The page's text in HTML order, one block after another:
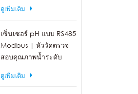
ดูเพิ่มเติม
เซ็นเซอร์ pH แบบ RS485
Modbus | หัววัดตรวจ
สอบคุณภาพน้ำระดับ
ดูเพิ่มเติม